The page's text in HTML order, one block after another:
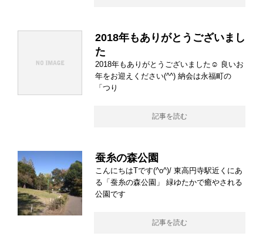
2018年もありがとうございまし
た
2018年もありがとうございました☺ 良いお
年をお迎えください(^^) 納会は永福町の
「つり
記事を読む
蚕糸の森公園
こんにちはTです(^o^)/ 東高円寺駅近くにあ
る「蚕糸の森公園」 緑ゆたかで癒やされる
公園です
記事を読む